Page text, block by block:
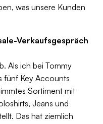
was unsere Kunden
Verkaufsgespräch
Als ich bei Tommy
fünf Key Accounts
Sortiment mit
Jeans und
Das hat ziemlich